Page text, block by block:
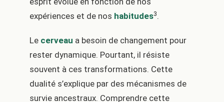
expériences et de nos habitudes3.
Le cerveau a besoin de changement pour
rester dynamique. Pourtant, il résiste
souvent à ces transformations. Cette
dualité s’explique par des mécanismes de
survie ancestraux. Comprendre cette